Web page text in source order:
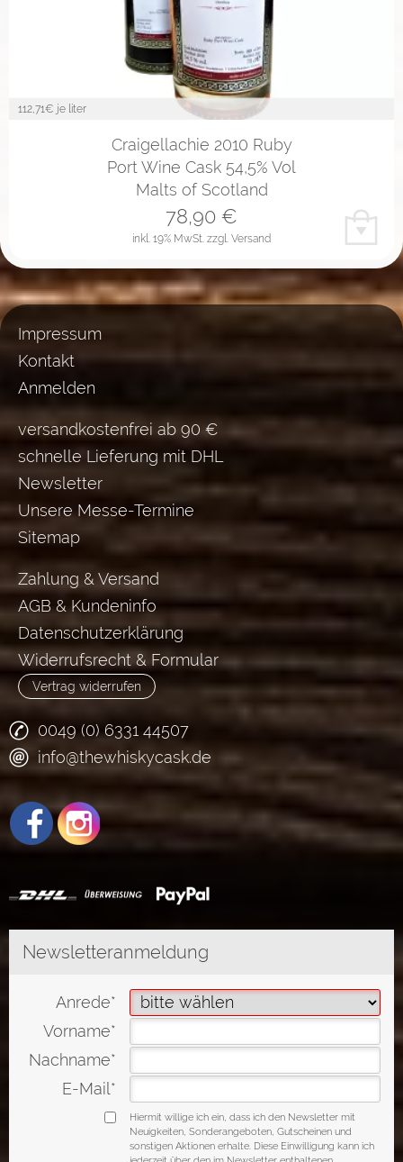
112,71€ je liter
Craigellachie 2010 Ruby
Port Wine Cask 54,5% Vol
Malts of Scotland
inkl. 19% MwSt. zzgl. Versand
78,90 €
Impressum
Kontakt
Anmelden
versandkostenfrei ab 90 €
schnelle Lieferung mit DHL
Newsletter
Unsere Messe-Termine
Sitemap
Zahlung & Versand
AGB & Kundeninfo
Datenschutzerklärung
Widerrufsrecht & Formular
Vertrag widerrufen
0049 (0) 6331 44507
info@thewhiskycask.de